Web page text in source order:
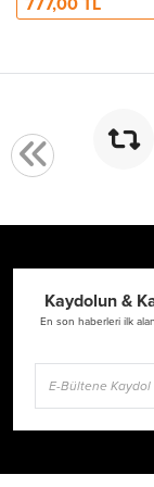
Kaydolun &
En son haberleri ilk